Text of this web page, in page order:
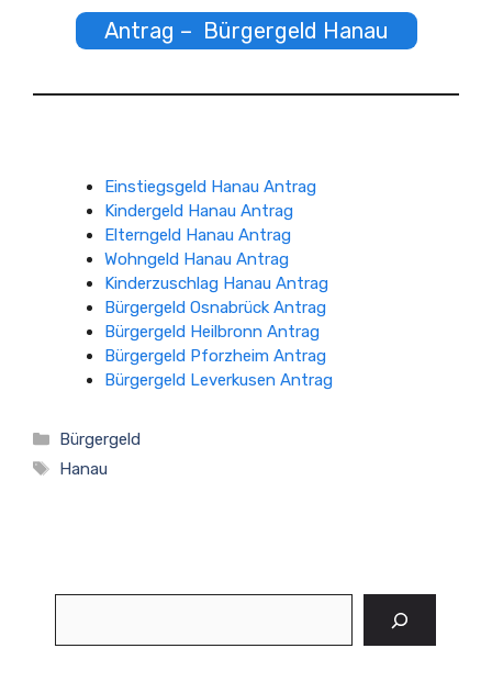
Antrag – Bürgergeld Hanau
Einstiegsgeld Hanau Antrag
Kindergeld Hanau Antrag
Elterngeld Hanau Antrag
Wohngeld Hanau Antrag
Kinderzuschlag Hanau Antrag
Bürgergeld Osnabrück Antrag
Bürgergeld Heilbronn Antrag
Bürgergeld Pforzheim Antrag
Bürgergeld Leverkusen Antrag
Kategorien
Bürgergeld
Schlagwörter
Hanau